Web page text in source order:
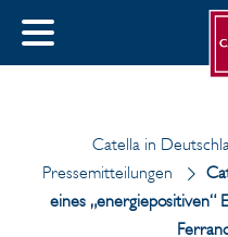
SCHLIESSEN
Deutsch
Catella in
Pressemitteilungen
eines „energiepositiven“